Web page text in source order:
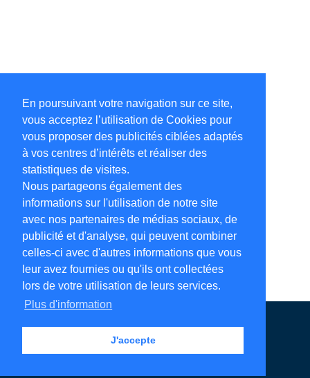
En poursuivant votre navigation sur ce site,
vous acceptez l’utilisation de Cookies pour
vous proposer des publicités ciblées adaptés
à vos centres d’intérêts et réaliser des
statistiques de visites.
Nous partageons également des
informations sur l'utilisation de notre site
avec nos partenaires de médias sociaux, de
publicité et d'analyse, qui peuvent combiner
celles-ci avec d'autres informations que vous
leur avez fournies ou qu'ils ont collectées
lors de votre utilisation de leurs services.
Plus d'information
J'accepte
Annuaire en ligne Légales Contact
Ajouter votre adresse